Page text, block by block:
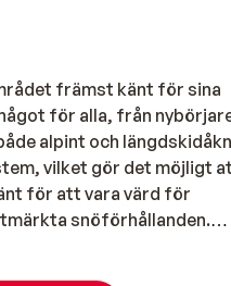
främst känt för sina
för alla, från
alpint och
vilket gör det möjligt
för att vara värd för
snöförhållanden.